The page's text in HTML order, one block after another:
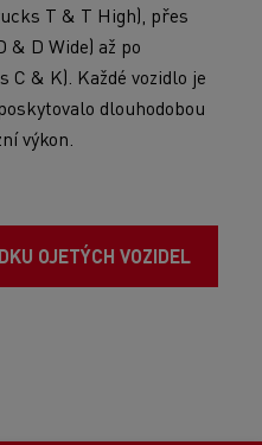
T & T High), přes
D Wide) až po
& K). Každé vozidlo je
dlouhodobou
výkon.
OJETÝCH VOZIDEL